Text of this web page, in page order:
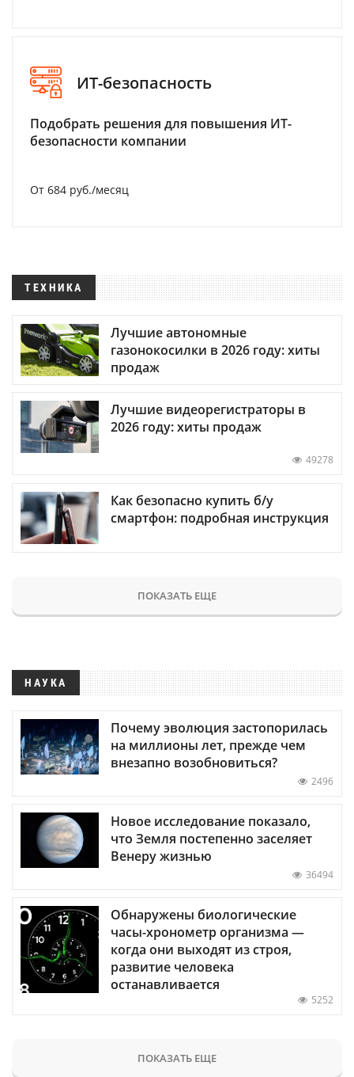
ИТ-безопасность
Подобрать решения для повышения ИТ-
безопасности компании
От 684 руб./месяц
ТЕХНИКА
Лучшие автономные
газонокосилки в 2026 году: хиты
продаж
Лучшие видеорегистраторы в
2026 году: хиты продаж
49278
Как безопасно купить б/у
смартфон: подробная инструкция
ПОКАЗАТЬ ЕЩЕ
НАУКА
Почему эволюция застопорилась
на миллионы лет, прежде чем
внезапно возобновиться?
2496
Новое исследование показало,
что Земля постепенно заселяет
Венеру жизнью
36494
Обнаружены биологические
часы-хронометр организма —
когда они выходят из строя,
развитие человека
останавливается
5252
ПОКАЗАТЬ ЕЩЕ